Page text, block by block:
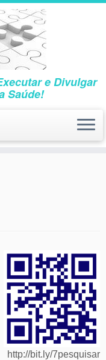
e Divulgar
Saúde!
http://bit.ly/7pesquisar